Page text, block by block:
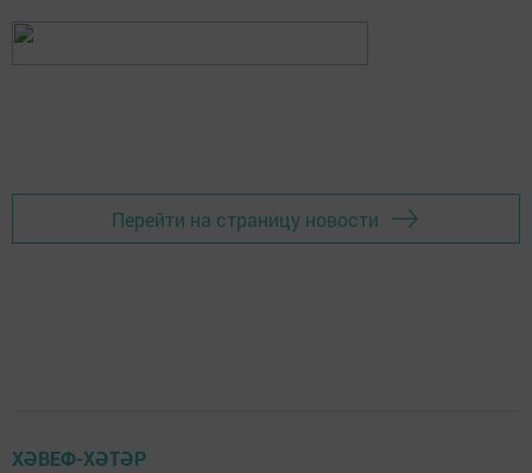
Перейти на страницу новости
ХӘВЕФ-ХӘТӘР